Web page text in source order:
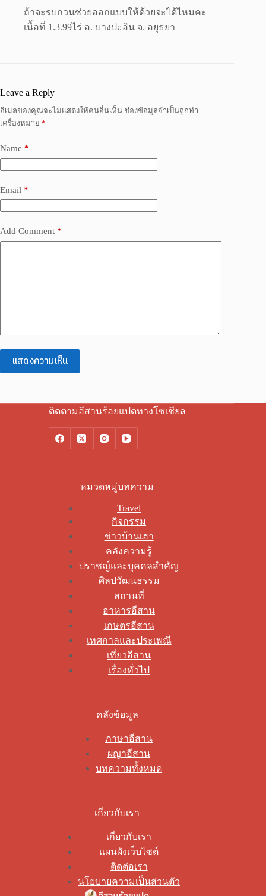
ถ้าจะรบกวนช่วยออกแบบให้ด้วยจะได้ไหมคะ
เนื้อที่ 1.3.99ไร่ อ. บางปะอิน จ. อยุธยา
Leave a Reply
อีเมลของคุณจะไม่แสดงให้คนอื่นเห็น ช่องข้อมูลจำเป็นถูกทำ
เครื่องหมาย *
Name *
Email *
Add Comment *
แสดงความเห็น
ติดตามอีสานร้อยแปดทางโซเชียล
หมวดหมู่บทความ
Travel
กิจกรรม
ข่าวบ้านเฮา
คลังความรู้
ปราชญ์และบุคคลสำคัญ
ศิลปวัฒนธรรม
สถานที่
อาหารอีสาน
เกษตรอีสาน
เทศกาลและประเพณี
เที่ยวอีสาน
เรื่องทั่วไป
คลังข้อมูล
ภาษาอีสาน
ผญาอีสาน
บทความทั้งหมด
เกี่ยวกับเรา
เกี่ยวกับเรา
แผนผังเว็บไซต์
ติดต่อเรา
นโยบายความเป็นส่วนตัว